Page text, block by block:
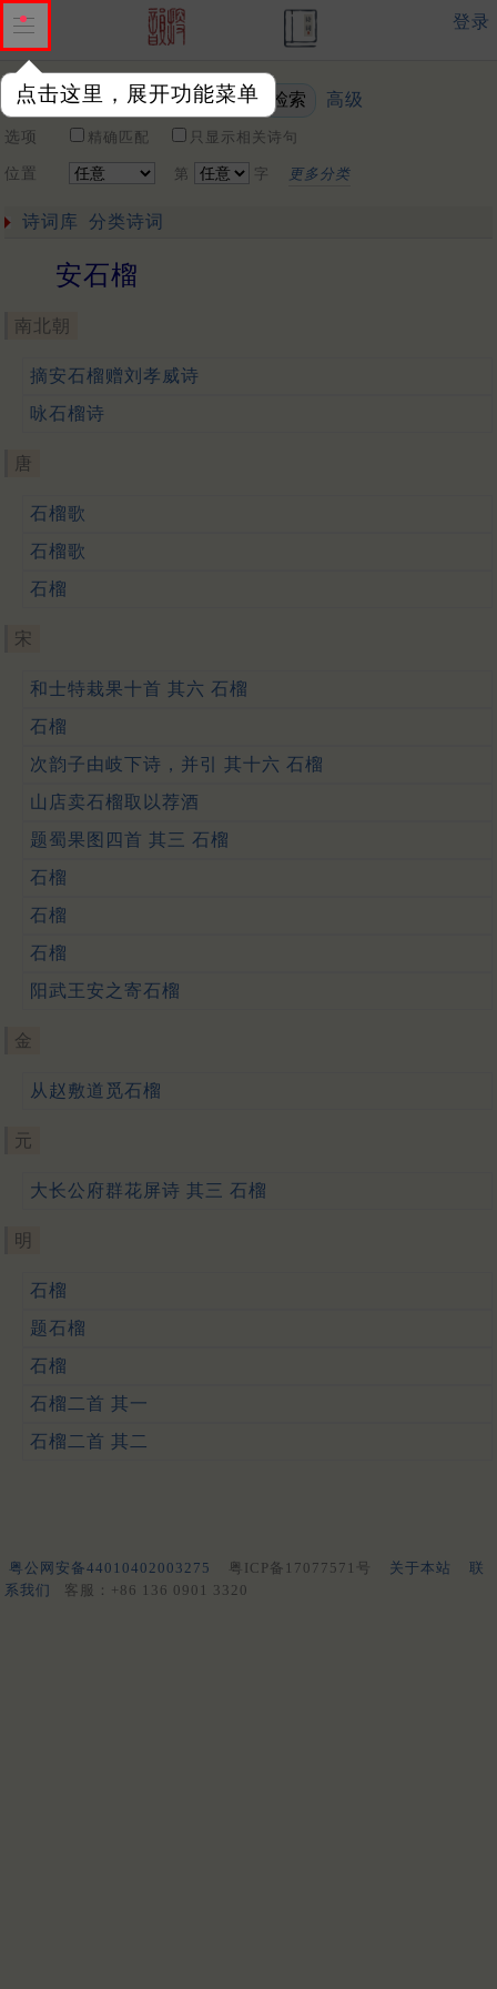
点击这里，展开功能菜单
登录
关键词 高级
选项 精确匹配 只显示相关诗句
位置 第 字 更多分类
诗词库 分类诗词
安石榴
南北朝
摘安石榴赠刘孝威诗
咏石榴诗
唐
石榴歌
石榴歌
石榴
宋
和士特栽果十首 其六 石榴
石榴
次韵子由岐下诗，并引 其十六 石榴
山店卖石榴取以荐酒
题蜀果图四首 其三 石榴
石榴
石榴
石榴
阳武王安之寄石榴
金
从赵敷道觅石榴
元
大长公府群花屏诗 其三 石榴
明
石榴
题石榴
石榴
石榴二首 其一
石榴二首 其二
粤公网安备44010402003275 粤ICP备17077571号 关于本站
联
系我们
客服：+86 136 0901 3320